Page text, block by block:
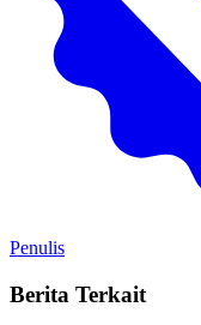
Penulis
Berita Terkait